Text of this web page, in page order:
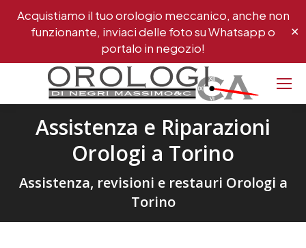
Acquistiamo il tuo orologio meccanico, anche non
funzionante, inviaci delle foto su Whatsapp o
portalo in negozio!
✕
Assistenza e Riparazioni
Orologi a Torino
Assistenza, revisioni e restauri Orologi a
Torino